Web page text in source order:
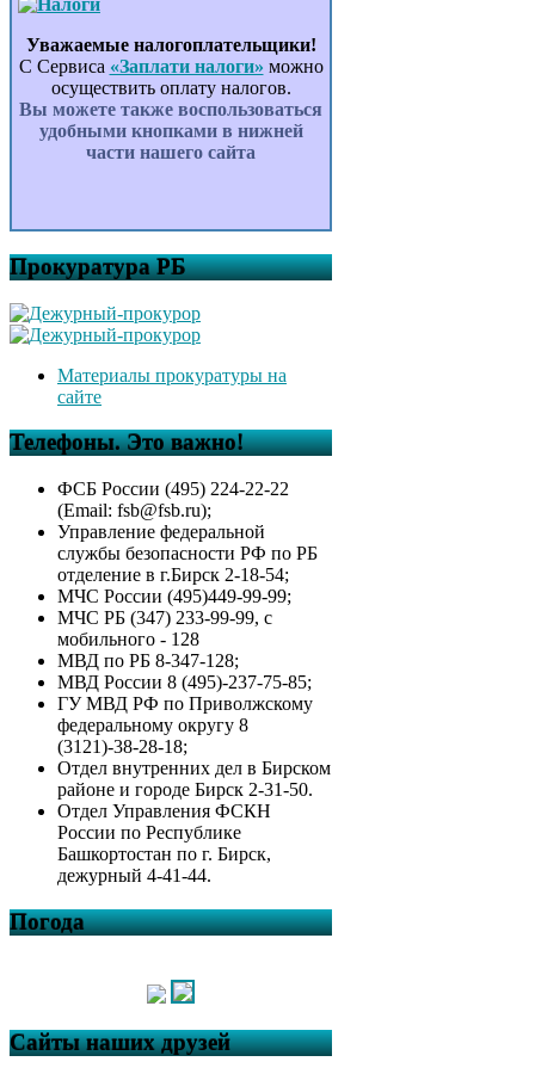
Уважаемые налогоплательщики!
С Сервиса «Заплати налоги» можно
осуществить оплату налогов.
Вы можете также воспользоваться
удобными кнопками в нижней
части нашего сайта
Прокуратура РБ
Материалы прокуратуры на
сайте
Телефоны. Это важно!
ФСБ России (495) 224-22-22
(Email: fsb@fsb.ru);
Управление федеральной
службы безопасности РФ по РБ
отделение в г.Бирск 2-18-54;
МЧС России (495)449-99-99;
МЧС РБ (347) 233-99-99, с
мобильного - 128
МВД по РБ 8-347-128;
МВД России 8 (495)-237-75-85;
ГУ МВД РФ по Приволжскому
федеральному округу 8
(3121)-38-28-18;
Отдел внутренних дел в Бирском
районе и городе Бирск 2-31-50.
Отдел Управления ФСКН
России по Республике
Башкортостан по г. Бирск,
дежурный 4-41-44.
Погода
Сайты наших друзей